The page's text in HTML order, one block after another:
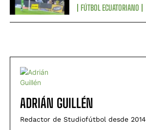
FÚTBOL ECUATORIANO
ADRIÁN GUILLÉN
Redactor de Studiofútbol desde 2014